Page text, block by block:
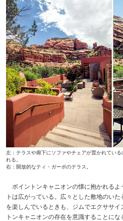
左：テラスや廊下にソファやチェアが置かれてい
れる。
右：開放的なティ・ガーボのテラス。
ボイントンキャニオンの懐に抱かれるよ
トは広がっている。広々とした敷地のい
を楽しんでいるときも、ジムでエクササ
トンキャニオンの存在を意識することに